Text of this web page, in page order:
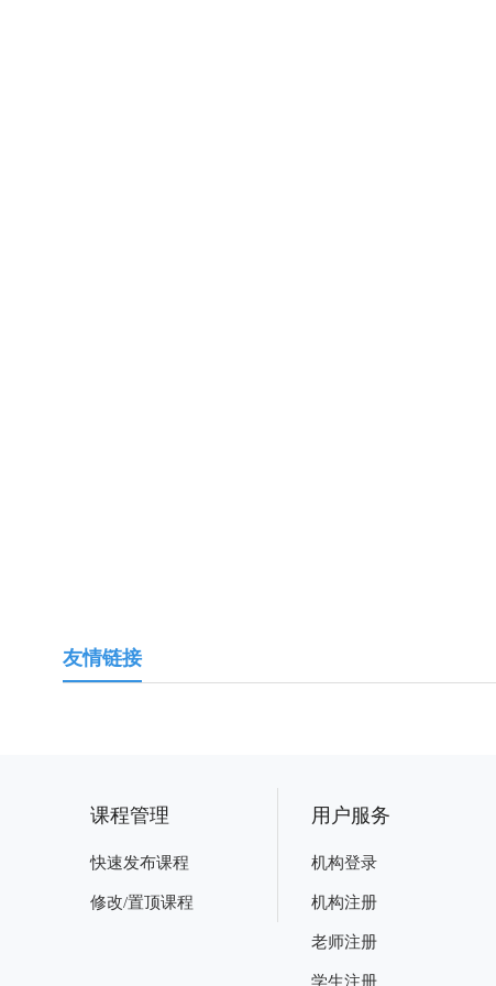
友情链接
课程管理
快速发布课程
修改/置顶课程
用户服务
机构登录
机构注册
老师注册
学生注册